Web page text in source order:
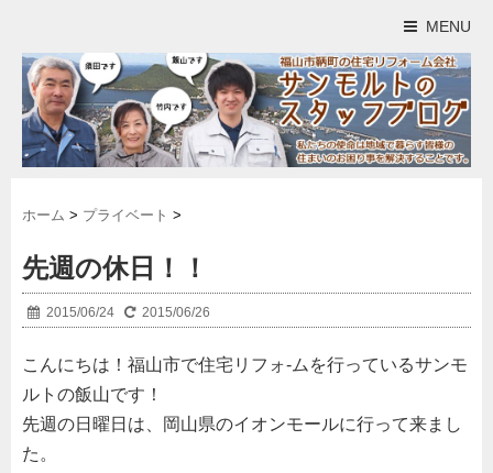
MENU
ホーム > プライベート >
先週の休日！！
2015/06/24 2015/06/26
こんにちは！福山市で住宅リフォ-ムを行っているサンモ
ルトの飯山です！
先週の日曜日は、岡山県のイオンモールに行って来まし
た。